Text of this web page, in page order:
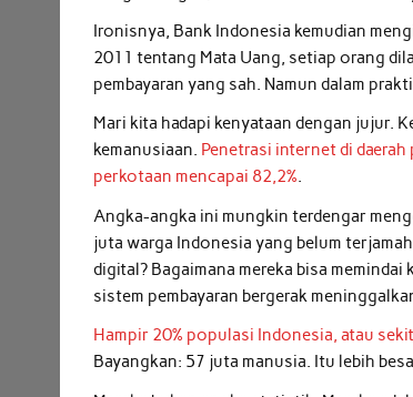
Ironisnya, Bank Indonesia kemudian
2011 tentang Mata Uang, setiap orang
pembayaran yang sah. Namun dalam
Mari kita hadapi kenyataan dengan jujur.
kemanusiaan. Penetrasi internet di
perkotaan mencapai 82,2%.
Angka-angka ini mungkin terdengar
juta warga Indonesia yang belum
digital? Bagaimana mereka bisa
sistem pembayaran bergerak
Hampir 20% populasi Indonesia, atau
Bayangkan: 57 juta manusia. Itu lebih